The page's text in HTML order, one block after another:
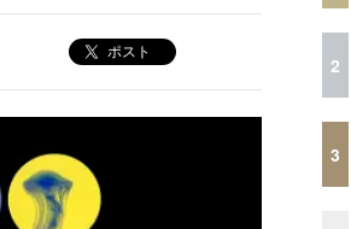
ポスト
2
3